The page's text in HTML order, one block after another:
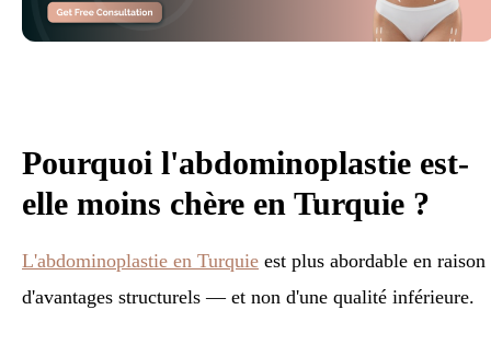
Pourquoi l'abdominoplastie est-
elle moins chère en Turquie ?
L'abdominoplastie en Turquie est plus abordable en raison
d'avantages structurels — et non d'une qualité inférieure.